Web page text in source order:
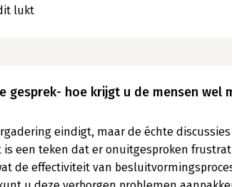
lukt
gesprek- hoe krijgt u de mensen wel
eindigt, maar de échte
is een teken dat er onuitgesproken
de effectiviteit van